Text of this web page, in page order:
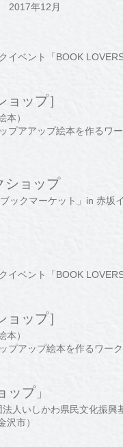
2017年12月
イベント「BOOK LOVERS
ップ］
本）
アアップ絵本を作るワ
ショップ
ックマーケット」in 赤坂
イベント「BOOK LOVERS
ップ］
本）
アップ絵本を作るワー
ップ」
人いしかわ県民文化振興
市）